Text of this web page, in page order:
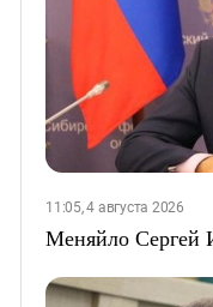
11:05, 4 августа 2026
Меняйло Сергей